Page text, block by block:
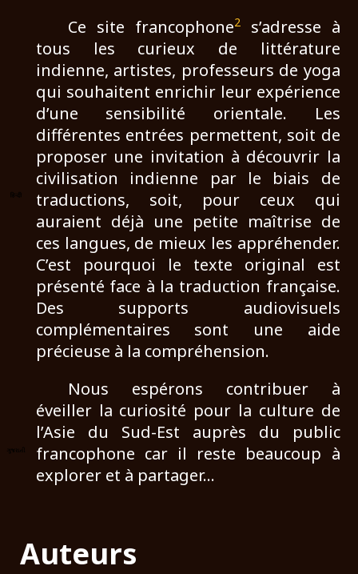
Ce site francophone2s’adresse à
tous les curieux de littérature
indienne, artistes, professeurs de yoga
qui souhaitent enrichir leur expérience
d’une sensibilité orientale. Les
différentes entrées permettent, soit de
proposer une invitation à découvrir la
civilisation indienne par le biais de
traductions, soit, pour ceux qui
auraient déjà une petite maîtrise de
ces langues, de mieux les appréhender.
C’est pourquoi le texte original est
présenté face à la traduction française.
Des supports audiovisuels
complémentaires sont une aide
précieuse à la compréhension.
Nous espérons contribuer à
éveiller la curiosité pour la culture de
l’Asie du Sud-Est auprès du public
francophone car il reste beaucoup à
explorer et à partager…
Auteurs